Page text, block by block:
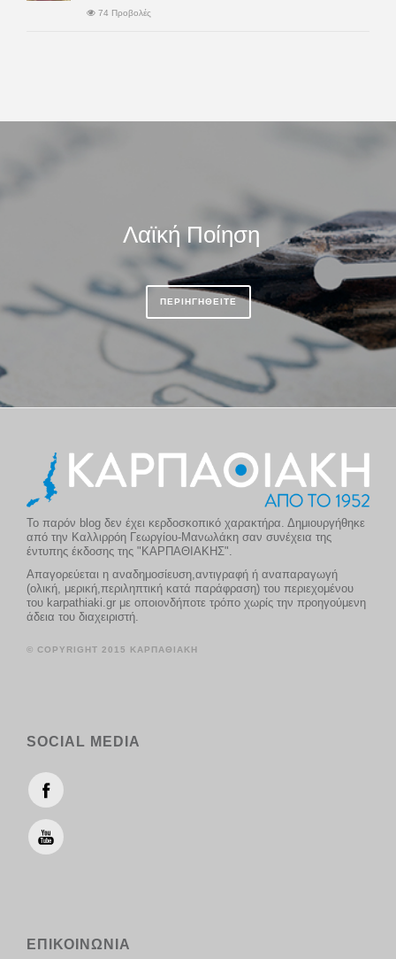
74 Προβολές
Λαϊκή Ποίηση
ΠΕΡΙΗΓΗΘΕΙΤΕ
Το παρόν blog δεν έχει κερδοσκοπικό χαρακτήρα. Δημιουργήθηκε
από την Καλλιρρόη Γεωργίου-Μανωλάκη σαν συνέχεια της
έντυπης έκδοσης της "ΚΑΡΠΑΘΙΑΚΗΣ".
Απαγορεύεται η αναδημοσίευση,αντιγραφή ή αναπαραγωγή
(ολική, μερική,περιληπτική κατά παράφραση) του περιεχομένου
του karpathiaki.gr με οποιονδήποτε τρόπο χωρίς την προηγούμενη
άδεια του διαχειριστή.
© COPYRIGHT 2015 ΚΑΡΠΑΘΙΑΚΗ
SOCIAL MEDIA
ΕΠΙΚΟΙΝΩΝΙΑ